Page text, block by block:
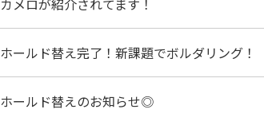
カメロが紹介されてます！
ホールド替え完了！新課題でボルダリング！
ホールド替えのお知らせ◎